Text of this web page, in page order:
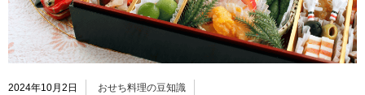
2024年10月2日 おせち料理の豆知識